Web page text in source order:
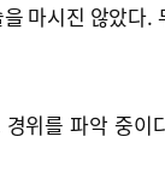
마시진 않았다.
위를 파악 중이